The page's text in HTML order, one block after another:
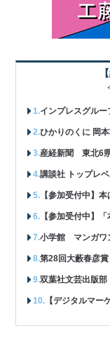
インプレスグル
ひかりのくに 岡
産経新聞 東北6
講談社 トップレ
【参加受付中】
【参加受付中】
小学館 マンガワ
第28回大藪春彦
双葉社文芸出版部
【デジタルマー